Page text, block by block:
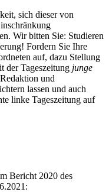
sich dieser von
Wir bitten Sie: Studieren
Fordern Sie Ihre
auf, dazu Stellung
der Tageszeitung junge
und
lassen und auch
linke Tageszeitung auf
Bericht 2020 des